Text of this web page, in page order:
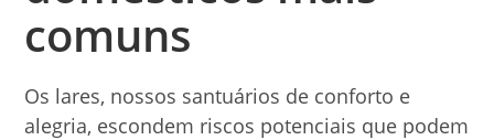
comuns
Os lares, nossos santuários de conforto e
alegria, escondem riscos potenciais que podem